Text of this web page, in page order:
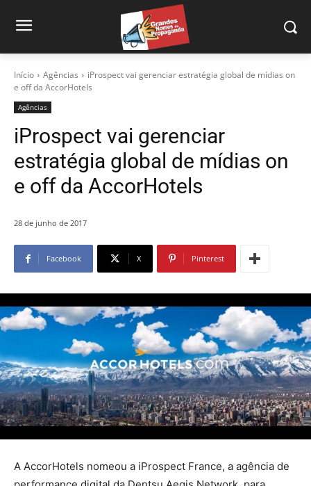
Início Agências
iProspect vai gerenciar estratégia global de mídias on
e off da AccorHotels
Agências
iProspect vai gerenciar
estratégia global de mídias on
e off da AccorHotels
28 de junho de 2017
Facebook X Pinterest
A AccorHotels nomeou a iProspect France, a agência de